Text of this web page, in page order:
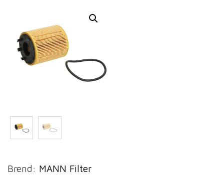
Brend: MANN Filter